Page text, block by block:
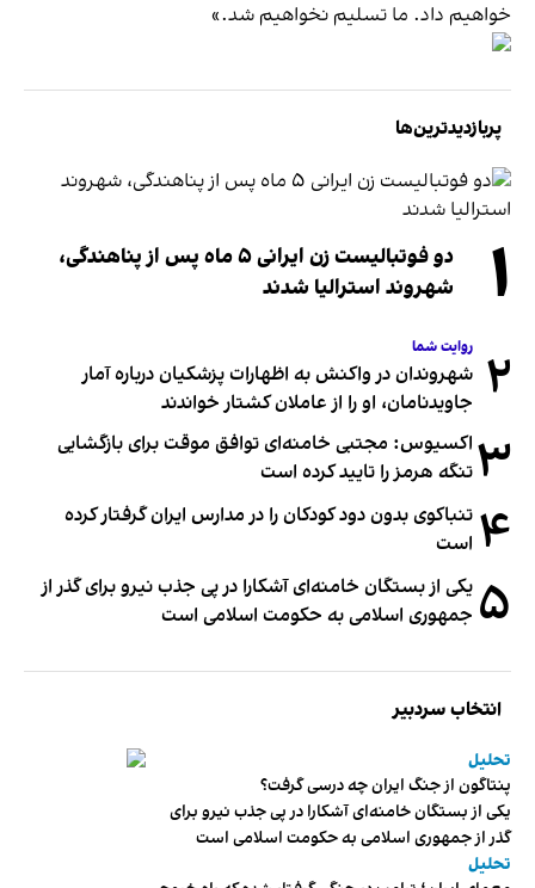
خواهیم داد. ما تسلیم نخواهیم شد.»
پربازدیدترین‌ها
۱
دو فوتبالیست زن ایرانی ۵ ماه پس از پناهندگی،
شهروند استرالیا شدند
۲ روایت شما
شهروندان در واکنش به اظهارات پزشکیان درباره آمار
جاویدنامان، او را از عاملان کشتار خواندند
۳ اکسیوس: مجتبی خامنه‌ای توافق موقت برای بازگشایی
تنگه هرمز را تایید کرده است
۴ تنباکوی بدون دود کودکان را در مدارس ایران گرفتار کرده
است
۵ یکی از بستگان خامنه‌ای آشکارا در پی جذب نیرو برای گذر از
جمهوری اسلامی به حکومت اسلامی است
انتخاب سردبیر
تحلیل
پنتاگون از جنگ ایران چه درسی گرفت؟
یکی از بستگان خامنه‌ای آشکارا در پی جذب نیرو برای
گذر از جمهوری اسلامی به حکومت اسلامی است
تحلیل